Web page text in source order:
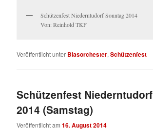
Schützenfest Niederntudorf Sonntag 2014
Von: Reinhold TKF
Veröffentlicht unter Blasorchester,Schützenfest
Schützenfest Niederntudorf
2014 (Samstag)
Veröffentlicht am16. August 2014